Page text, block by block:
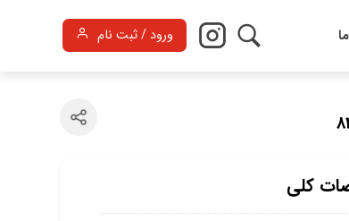
ورود / ثبت نام
کلی